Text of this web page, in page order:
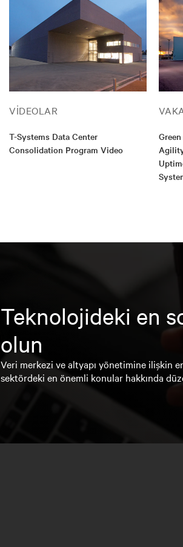
VIDEOLAR
T-Systems Data Center
Consolidation Program Video
Teknolojideki en
olun
Veri merkezi ve altyapı yönetimine ilişkin
sektördeki en önemli konular hakkında